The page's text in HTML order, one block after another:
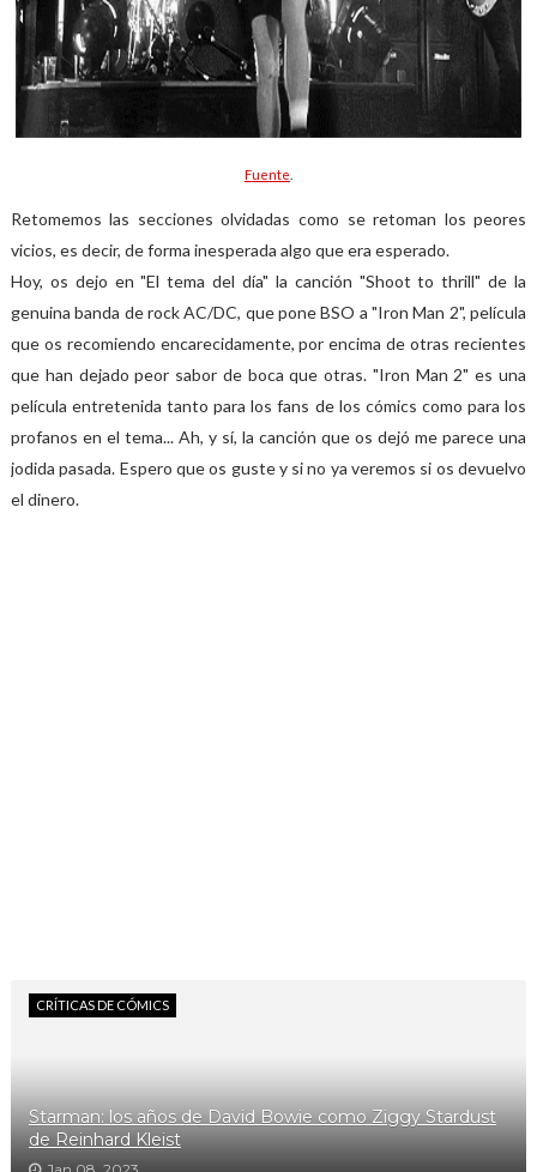
Fuente
Retomemos las secciones olvidadas como se retoman los peores
vicios, es decir, de forma inesperada algo que era esperado.
Hoy, os dejo en "El tema del día" la canción "Shoot to thrill" de la
genuina banda de rock AC/DC, que pone BSO a "Iron Man 2", película
que os recomiendo encarecidamente, por encima de otras recientes
que han dejado peor sabor de boca que otras. "Iron Man 2" es una
película entretenida tanto para los fans de los cómics como para los
profanos en el tema... Ah, y sí, la canción que os dejó me parece una
jodida pasada. Espero que os guste y si no ya veremos si os devuelvo
el dinero.
CRÍTICAS DE CÓMICS
Starman: los años de David Bowie como Ziggy Stardust
de Reinhard Kleist